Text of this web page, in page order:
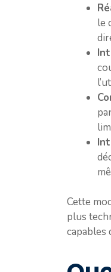
le
Cette
plus
capables